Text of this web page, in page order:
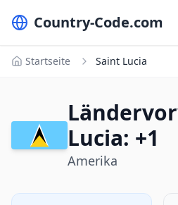
Country-Code.com
Startseite Saint Lucia
Lucia: +1
Amerika